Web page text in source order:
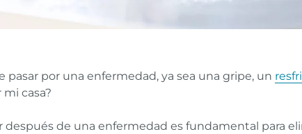
pasar por una enfermedad, ya sea una gripe, un
casa?
después de una enfermedad es fundamental para